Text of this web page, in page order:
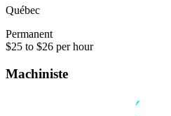
Québec
Permanent
$25 to $26 per hour
Machiniste